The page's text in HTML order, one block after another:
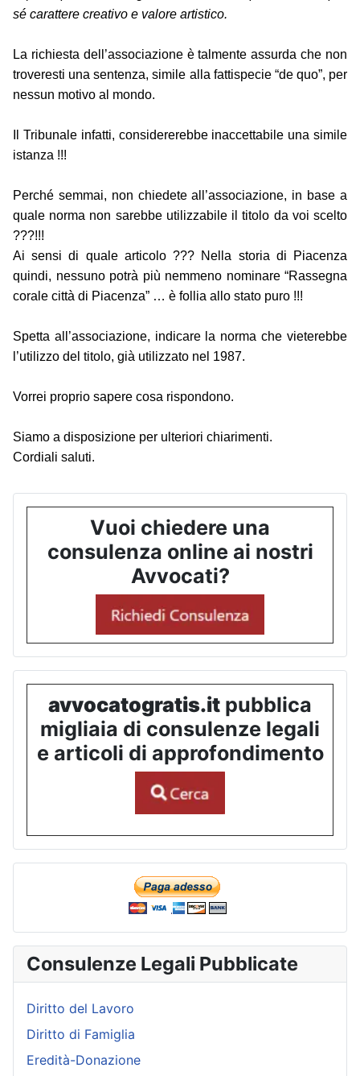
sé carattere creativo e valore artistico.
La richiesta dell’associazione è talmente assurda che non
troveresti una sentenza, simile alla fattispecie “de quo”, per
nessun motivo al mondo.
Il Tribunale infatti, considererebbe inaccettabile una simile
istanza !!!
Perché semmai, non chiedete all’associazione, in base a
quale norma non sarebbe utilizzabile il titolo da voi scelto
???!!!
Ai sensi di quale articolo ??? Nella storia di Piacenza
quindi, nessuno potrà più nemmeno nominare “Rassegna
corale città di Piacenza” … è follia allo stato puro !!!
Spetta all’associazione, indicare la norma che vieterebbe
l’utilizzo del titolo, già utilizzato nel 1987.
Vorrei proprio sapere cosa rispondono.
Siamo a disposizione per ulteriori chiarimenti.
Cordiali saluti.
Vuoi chiedere una
consulenza online ai nostri
Avvocati?
avvocatogratis.it pubblica
migliaia di consulenze legali
e articoli di approfondimento
Consulenze Legali Pubblicate
Diritto del Lavoro
Diritto di Famiglia
Eredità-Donazione